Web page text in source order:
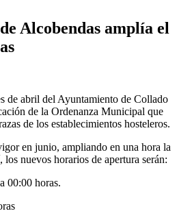
Alcobendas amplía el
de abril del Ayuntamiento de Collado
de la Ordenanza Municipal que
de los establecimientos hosteleros.
en junio, ampliando en una hora la
nuevos horarios de apertura serán:
00:00 horas.